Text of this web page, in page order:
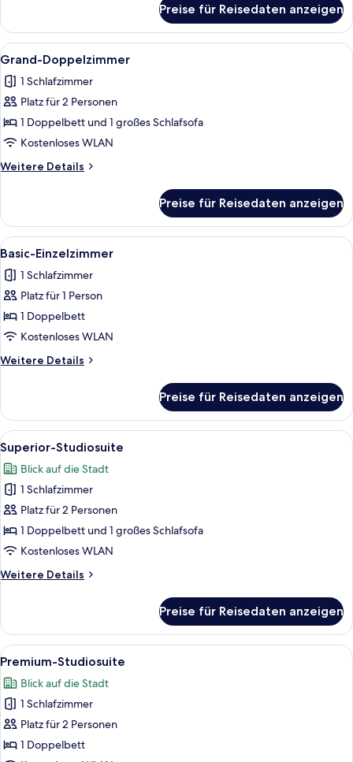
Preise für Reisedaten anzeigen
Alle
Fotos
für
Grand-
Doppelzimmer
anzeigen
Ein Hotelzimmer mit Bett,
17
Grand-Doppelzimmer
1 Schlafzimmer
Platz für 2 Personen
1 Doppelbett und 1 großes Schlafsofa
Kostenloses WLAN
Weitere Details
Weitere
Doppelzimmer
Preise für Reisedaten anzeigen
Alle
Fotos
für
Basic-
Einzelzimmer
anzeigen
Ein Hotelzimmer mit Bett,
8
Basic-Einzelzimmer
1 Schlafzimmer
Platz für 1 Person
1 Doppelbett
Kostenloses WLAN
Weitere Details
Weitere
Einzelzimmer
Preise für Reisedaten anzeigen
Alle
Fotos
für
Superior-
Studiosuite
anzeigen
Ein Balkon mit Whirlpool,
16
Superior-Studiosuite
Blick auf die Stadt
1 Schlafzimmer
Platz für 2 Personen
1 Doppelbett und 1 großes Schlafsofa
Kostenloses WLAN
Weitere Details
Weitere
Studiosuite
Preise für Reisedaten anzeigen
Alle
Fotos
für
Premium-
Studiosuite
anzeigen
Ein Balkon mit Whirlpool,
24
Premium-Studiosuite
Blick auf die Stadt
1 Schlafzimmer
Platz für 2 Personen
1 Doppelbett